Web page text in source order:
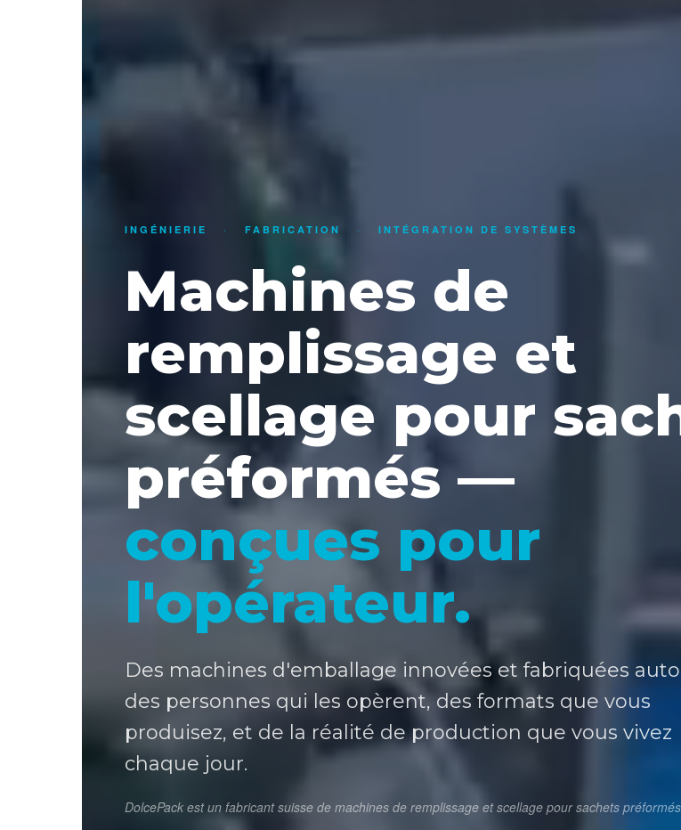
INGÉNIERIE · FABRICATION · INTÉGRATION DE SYSTÈMES
Machines de
remplissage et
scellage pour
préformés —
conçues pour
l'opérateur.
Des machines d'emballage innovées et fabriquées
des personnes qui les opèrent, des formats que vous
produisez, et de la réalité de production que vous vivez
chaque jour.
DolcePack est un fabricant suisse de machines de remplissage et scellage pour sachets